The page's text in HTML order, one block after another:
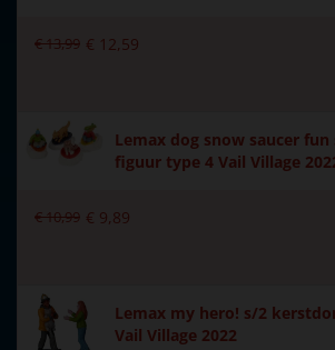
type-U)
Formaat
Hoogte in cm 19
Aantal lampjes
€13,99 € 12,59
Lemax dog snow saucer
figuur type 4 Vail Village
€10,99 € 9,89
Lemax my hero! s/2
Vail Village 2022